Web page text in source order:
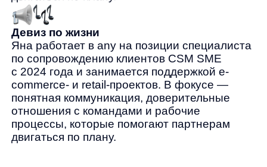
Продукты
anyQuery
anyRecs
anyReviews
Материалы
Блог
Документация
по интеграции
об IT-деятельности
Контакты